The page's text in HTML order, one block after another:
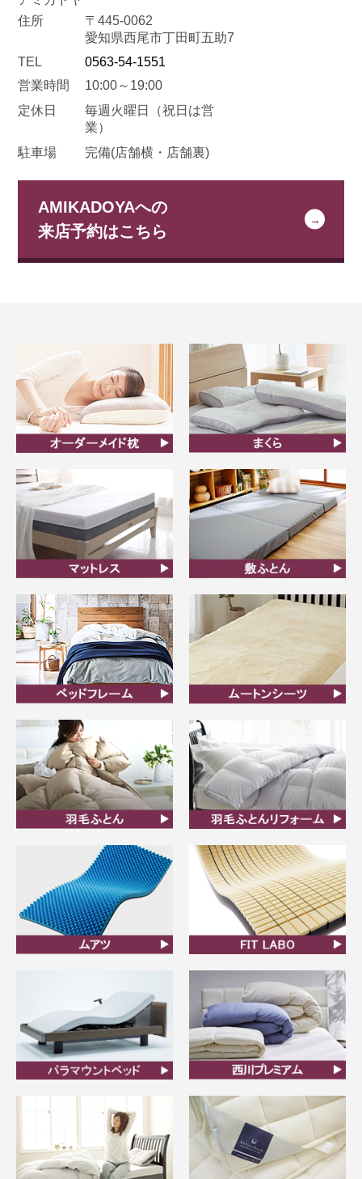
住所
〒445-0062
愛知県西尾市丁田町五助7
TEL
0563-54-1551
営業時間
10:00～19:00
定休日
毎週火曜日
（祝日は営
業）
駐車場
完備(店舗横・店舗裏)
AMIKADOYAへの
来店予約はこちら
ん